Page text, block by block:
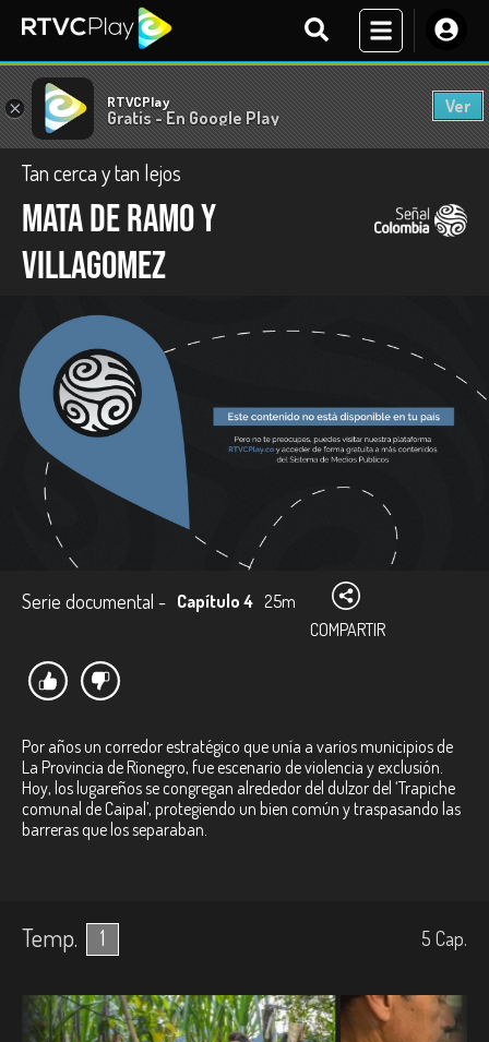
× RTVCPlay
Gratis - En Google Play
Ver
Tan cerca y tan lejos
Mata de ramo y
Villagomez
Serie documental - Capítulo 4 25m
COMPARTIR
Por años un corredor estratégico que unía a varios municipios de
La Provincia de Rionegro, fue escenario de violencia y exclusión.
Hoy, los lugareños se congregan alrededor del dulzor del ‘Trapiche
comunal de Caipal’, protegiendo un bien común y traspasando las
barreras que los separaban.
Temp. 1 5 Cap.